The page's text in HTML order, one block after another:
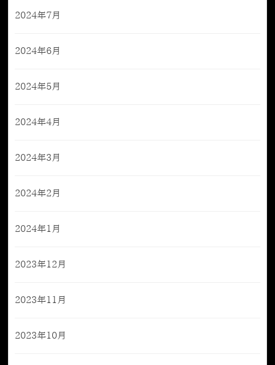
2024年7月
2024年6月
2024年5月
2024年4月
2024年3月
2024年2月
2024年1月
2023年12月
2023年11月
2023年10月